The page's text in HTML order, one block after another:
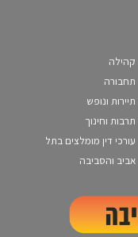
קהילה
תחבורה
תיירות ונופש
תרבות וחינוך
עורכי דין מומלצים בתל
אביב והסביבה